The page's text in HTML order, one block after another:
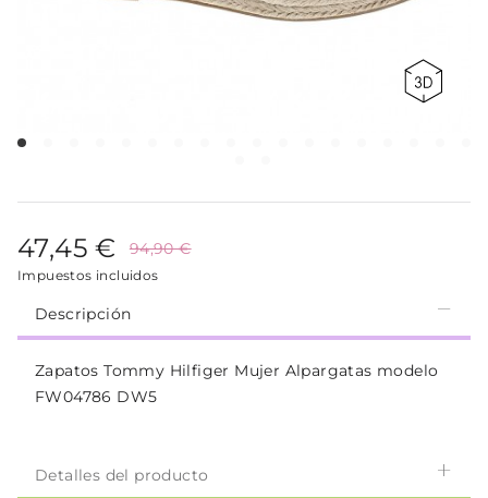
47,45 € 94,90 €
Impuestos incluidos
Descripción
Zapatos Tommy Hilfiger Mujer Alpargatas modelo
FW04786 DW5
Detalles del producto